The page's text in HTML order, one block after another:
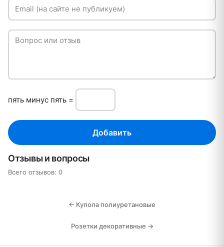
Email (на сайте не публикуем)
Вопрос или отзыв
пять минуc пять =
Добавить
Отзывы и вопросы
Всего отзывов: 0
← Купола полиуретановые
Розетки декоративные →